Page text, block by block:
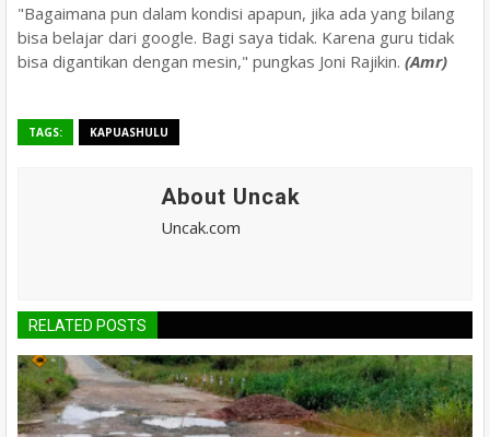
"Bagaimana pun dalam kondisi apapun, jika ada yang bilang
bisa belajar dari google. Bagi saya tidak. Karena guru tidak
bisa digantikan dengan mesin," pungkas Joni Rajikin. (Amr)
TAGS: KAPUASHULU
About Uncak
Uncak.com
RELATED POSTS